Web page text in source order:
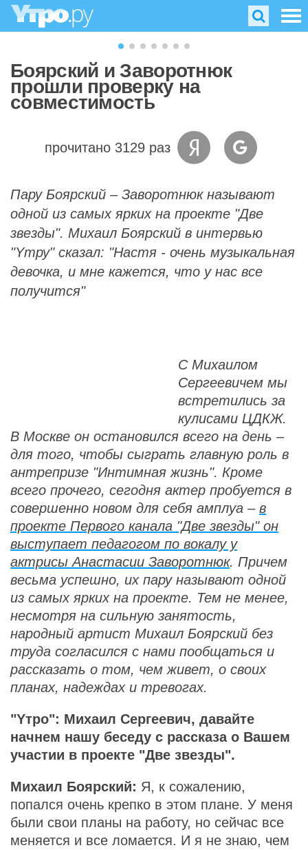
Боярский и Заворотнюк
прошли проверку на
совместимость
прочитано 3129 раз
Пару Боярский – Заворотнюк называют
одной из самых ярких на проекте "Две
звезды". Михаил Боярский в интервью
"Yтру" сказал: "Настя - очень музыкальная
девочка, и мне кажется, что у нас все
получится"
С Михаилом
Сергеевичем мы
встретились за
кулисами ЦДКЖ.
В Москве он остановился всего на день –
для того, чтобы сыграть главную роль в
антрепризе "Интимная жизнь". Кроме
всего прочего, сегодня актер пробуется в
совершенно новом для себя амплуа – в
проекте Первого канала "Две звезды" он
выступает педагогом по вокалу у
актрисы Анастасии Заворотнюк. Причем
весьма успешно, их пару называют одной
из самых ярких на проекте. Тем не менее,
несмотря на сильную занятость,
народный артист Михаил Боярский без
труда согласился с нами пообщаться и
рассказать о том, чем живет, о своих
планах, надеждах и тревогах.
"Yтро": Михаил Сергеевич, давайте
начнем нашу беседу с рассказа о Вашем
участии в проекте "Две звезды".
Михаил Боярский: Я, к сожалению,
попался очень крепко в этом плане. У меня
были свои планы на работу, но сейчас все
меняется и все ломается. И я не знаю, чем